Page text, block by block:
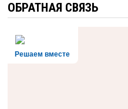
ОБРАТНАЯ СВЯЗЬ
Решаем вместе